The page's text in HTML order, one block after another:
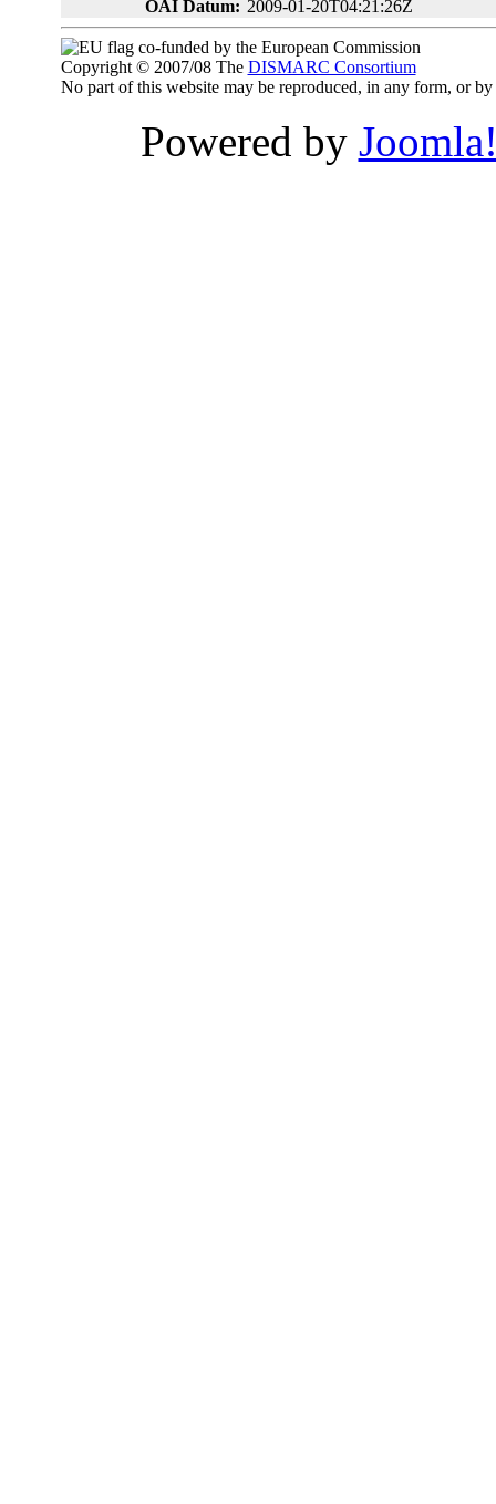
OAI Datum: 2009-01-20T04:21:26Z
co-funded by the European Commission
Copyright © 2007/08 The DISMARC Consortium
No part of this website may be reproduced, in any form, or
Powered by